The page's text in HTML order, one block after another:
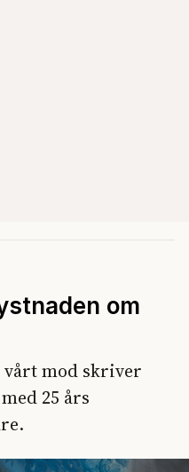
om
mod skriver
25 års